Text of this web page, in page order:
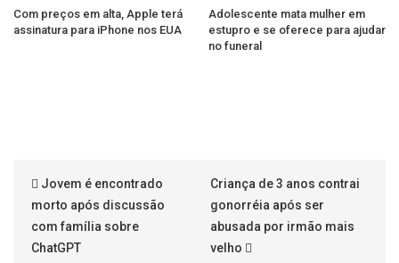
Com preços em alta, Apple terá
assinatura para iPhone nos EUA
Adolescente mata mulher em
estupro e se oferece para ajudar
no funeral
Jovem é encontrado
morto após discussão
com família sobre
ChatGPT
Criança de 3 anos contrai
gonorréia após ser
abusada por irmão mais
velho